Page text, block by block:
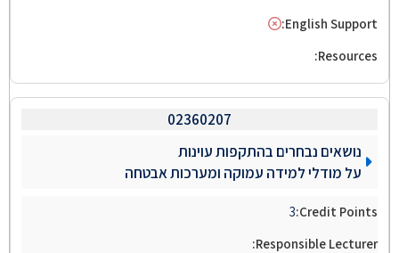
02360207
נושאים נבחרים בהתקפות עוינות
על מודלי למידה עמוקה ומערכות אבטחה
3